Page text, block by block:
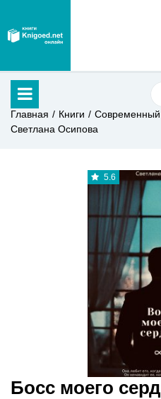
Главная Книги
Светлана Осипова
5.6
Босс моего